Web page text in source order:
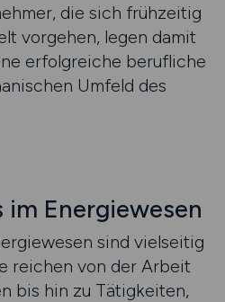
die sich frühzeitig
vorgehen, legen damit
erfolgreiche berufliche
Umfeld des
im Energiewesen
sind vielseitig
reichen von der Arbeit
bis hin zu Tätigkeiten,